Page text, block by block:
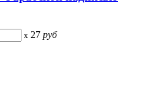
x 27 руб